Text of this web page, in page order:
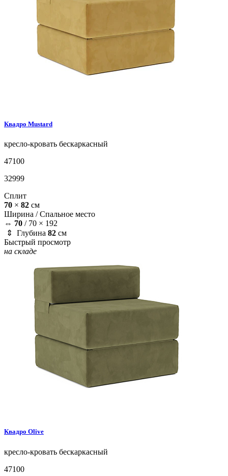
Квадро Mustard
кресло-кровать бескаркасный
47100
32999
Сплит
70 × 82 см
Ширина /Спальное место
⇔ 70 / 70 × 192
⇕ Глубина 82 см
Быстрый просмотр
на складе
Квадро Olive
кресло-кровать бескаркасный
47100